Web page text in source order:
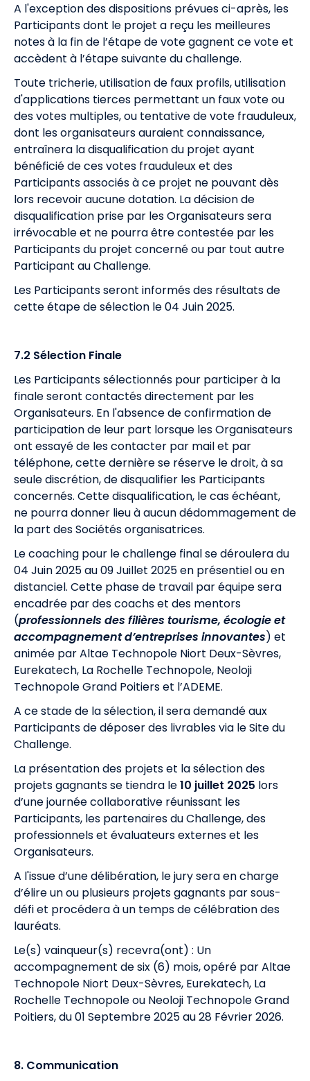
A l'exception des dispositions prévues ci-après, les
Participants dont le projet a reçu les meilleures
notes à la fin de l’étape de vote gagnent ce vote et
accèdent à l’étape suivante du challenge.
Toute tricherie, utilisation de faux profils, utilisation
d'applications tierces permettant un faux vote ou
des votes multiples, ou tentative de vote frauduleux,
dont les organisateurs auraient connaissance,
entraînera la disqualification du projet ayant
bénéficié de ces votes frauduleux et des
Participants associés à ce projet ne pouvant dès
lors recevoir aucune dotation. La décision de
disqualification prise par les Organisateurs sera
irrévocable et ne pourra être contestée par les
Participants du projet concerné ou par tout autre
Participant au Challenge.
Les Participants seront informés des résultats de
cette étape de sélection le 04 Juin 2025.
7.2 Sélection Finale
Les Participants sélectionnés pour participer à la
finale seront contactés directement par les
Organisateurs. En l'absence de confirmation de
participation de leur part lorsque les Organisateurs
ont essayé de les contacter par mail et par
téléphone, cette dernière se réserve le droit, à sa
seule discrétion, de disqualifier les Participants
concernés. Cette disqualification, le cas échéant,
ne pourra donner lieu à aucun dédommagement de
la part des Sociétés organisatrices.
Le coaching pour le challenge final se déroulera du
04 Juin 2025 au 09 Juillet 2025 en présentiel ou en
distanciel. Cette phase de travail par équipe sera
encadrée par des coachs et des mentors
(professionnels des filières tourisme, écologie et
accompagnement d’entreprises innovantes) et
animée par Altae Technopole Niort Deux-Sèvres,
Eurekatech, La Rochelle Technopole, Neoloji
Technopole Grand Poitiers et l’ADEME.
A ce stade de la sélection, il sera demandé aux
Participants de déposer des livrables via le Site du
Challenge.
La présentation des projets et la sélection des
projets gagnants se tiendra le10 juillet 2025 lors
d’une journée collaborative réunissant les
Participants, les partenaires du Challenge, des
professionnels et évaluateurs externes et les
Organisateurs.
A l'issue d’une délibération, le jury sera en charge
d’élire un ou plusieurs projets gagnants par sous-
défi et procédera à un temps de célébration des
lauréats.
Le(s) vainqueur(s) recevra(ont) : Un
accompagnement de six (6) mois, opéré par Altae
Technopole Niort Deux-Sèvres, Eurekatech, La
Rochelle Technopole ou Neoloji Technopole Grand
Poitiers, du 01 Septembre 2025 au 28 Février 2026.
8. Communication